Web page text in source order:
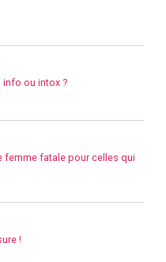
info ou intox ?
femme fatale pour celles qui
!